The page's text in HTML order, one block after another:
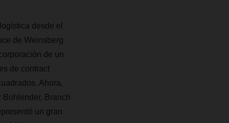
desde el
de Weinsberg
de un
de contract
Ahora,
Bohlender, Branch
un gran